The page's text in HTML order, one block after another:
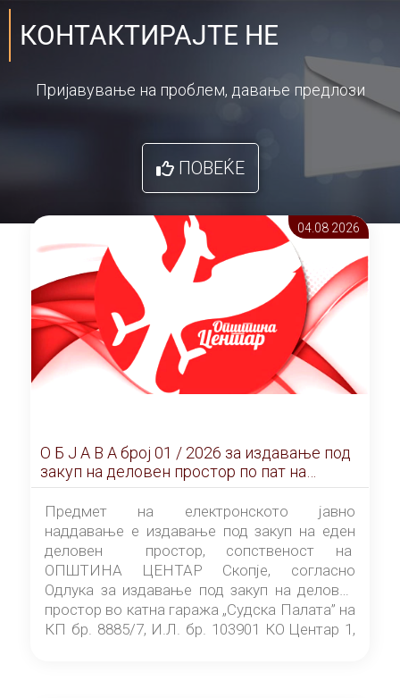
КОНТАКТИРАЈТЕ НЕ
Пријавување на проблем, давање предлози
ПОВЕЌЕ
04.08 2026
О Б Ј А В А брoj 01 / 2026 за издавање под
закуп на деловен простор по пат на
ЕЛЕКТРОНСКО ЈАВНО НАДДАВАЊЕ
Предмет на електронското јавно
наддавање е издавање под закуп на еден
деловен простор, сопственост на
ОПШТИНА ЦЕНТАР Скопје, согласно
Одлука за издавање под закуп на деловен
простор во катна гаража „Судска Палата” на
КП бр. 8885/7, И.Л. бр. 103901 КО Центар 1,